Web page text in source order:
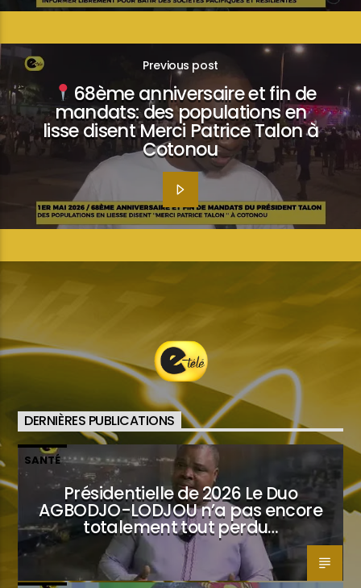
Previous post
68ème anniversaire et fin de
mandats: des populations en
lisse disent Merci Patrice Talon à
Cotonou
DERNIÈRES PUBLICATIONS
SANTÉ
Présidentielle de 2026 Le Duo
AGBODJO-LODJOU n’a pas encore
totalement tout perdu…